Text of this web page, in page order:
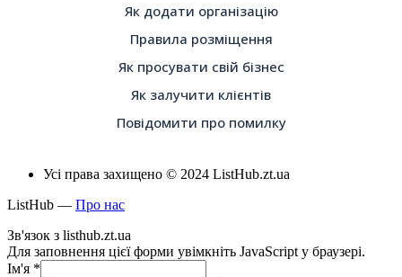
Як додати організацію
Правила розміщення
Як просувати свій бізнес
Як залучити клієнтів
Повідомити про помилку
Усі права захищено © 2024 ListHub.zt.ua
ListHub — Про нас
Зв'язок з listhub.zt.ua
Для заповнення цієї форми увімкніть JavaScript у браузері.
Ім'я *